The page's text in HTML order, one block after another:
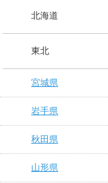
北海道
東北
宮城県
岩手県
秋田県
山形県